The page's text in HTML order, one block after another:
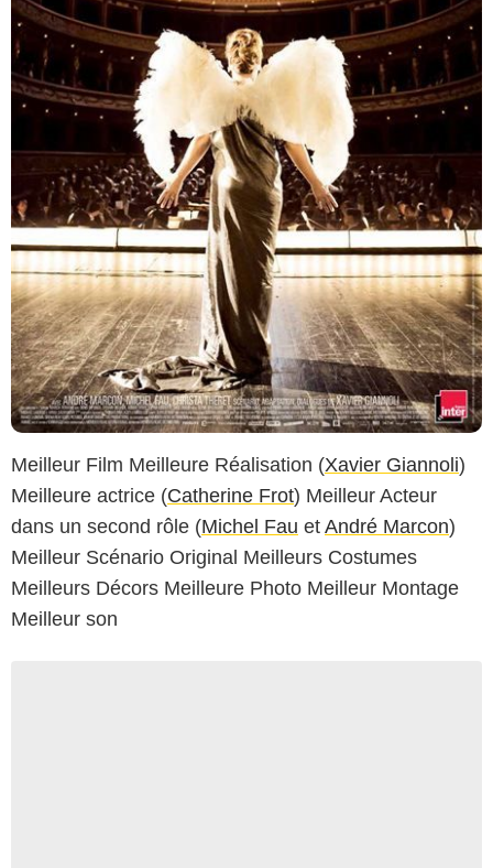
Meilleur Film Meilleure Réalisation (Xavier Giannoli)
Meilleure actrice (Catherine Frot) Meilleur Acteur
dans un second rôle (Michel Fau et André Marcon)
Meilleur Scénario Original Meilleurs Costumes
Meilleurs Décors Meilleure Photo Meilleur Montage
Meilleur son